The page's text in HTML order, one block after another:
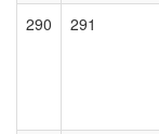
290 291